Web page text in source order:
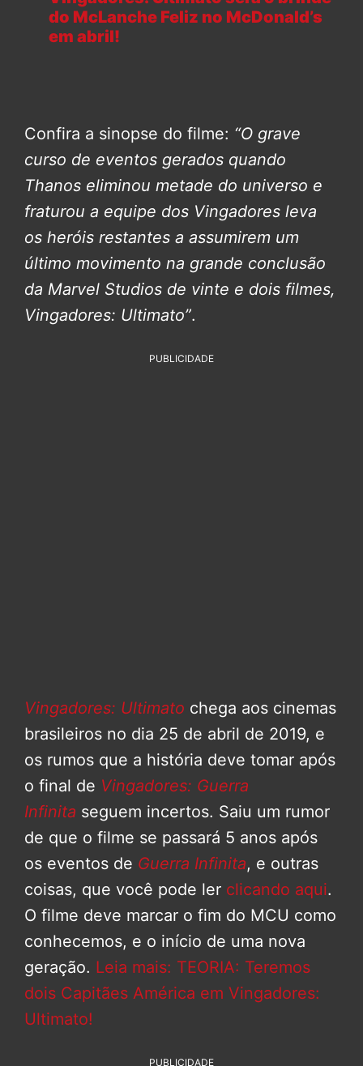
do McLanche Feliz no McDonald’s
em abril!
Confira a sinopse do filme: “O grave
curso de eventos gerados quando
Thanos eliminou metade do universo e
fraturou a equipe dos Vingadores leva
os heróis restantes a assumirem um
último movimento na grande conclusão
da Marvel Studios de vinte e dois filmes,
Vingadores: Ultimato”.
PUBLICIDADE
Vingadores: Ultimato chega aos cinemas
brasileiros no dia 25 de abril de 2019, e
os rumos que a história deve tomar após
o final de Vingadores: Guerra
Infinita seguem incertos. Saiu um rumor
de que o filme se passará 5 anos após
os eventos de Guerra Infinita, e outras
coisas, que você pode ler clicando aqui.
O filme deve marcar o fim do MCU como
conhecemos, e o início de uma nova
geração. Leia mais: TEORIA: Teremos
dois Capitães América em Vingadores:
Ultimato!
PUBLICIDADE